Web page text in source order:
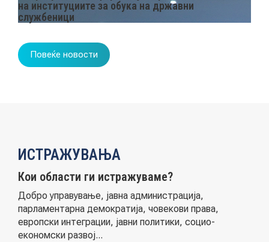
АКТУЕЛНИ ПОВИЦИ
ПОДНЕСИ ИНИЦИЈАТИВА
ПОДДРЖИ ИНИЦИЈАТИВА
МУЛТИМЕДИЈА
на институциите за обука на државни
службеници
Повеќе новости
ИСТРАЖУВАЊА
Кои области ги истражуваме?
Добро управување, јавна администрација,
парламентарна демократија, човекови права,
европски интеграции, јавни политики, социо-
економски развој...